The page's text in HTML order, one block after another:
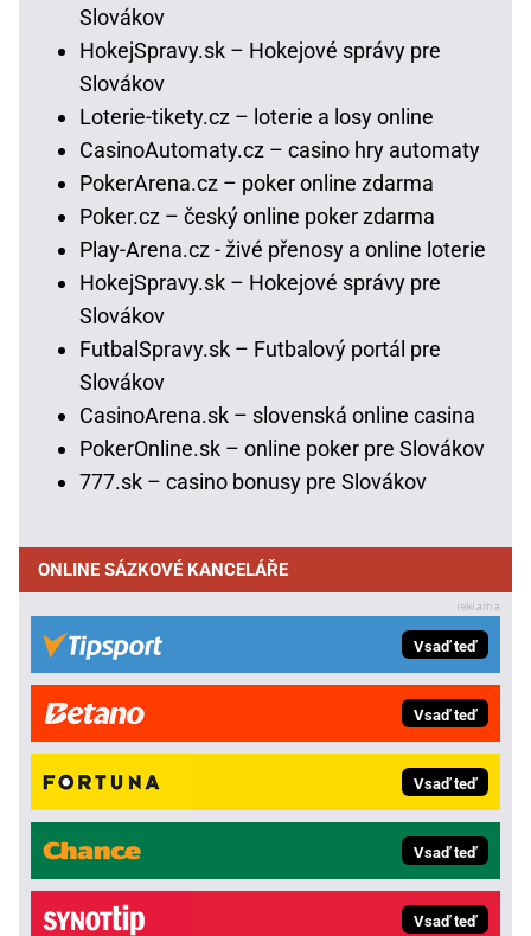
Slovákov
HokejSpravy.sk – Hokejové správy pre
Slovákov
Loterie-tikety.cz – loterie a losy online
CasinoAutomaty.cz – casino hry automaty
PokerArena.cz – poker online zdarma
Poker.cz – český online poker zdarma
Play-Arena.cz - živé přenosy a online loterie
HokejSpravy.sk – Hokejové správy pre
Slovákov
FutbalSpravy.sk – Futbalový portál pre
Slovákov
CasinoArena.sk – slovenská online casina
PokerOnline.sk – online poker pre Slovákov
777.sk – casino bonusy pre Slovákov
ONLINE SÁZKOVÉ KANCELÁŘE
Vsaď teď
Vsaď teď
Vsaď teď
Vsaď teď
Vsaď teď